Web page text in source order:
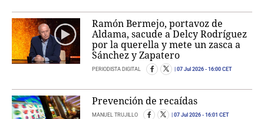
Ramón Bermejo, portavoz de
Aldama, sacude a Delcy Rodríguez
por la querella y mete un zasca a
Sánchez y Zapatero
PERIODISTA DIGITAL 07 Jul 2026 - 16:00 CET
Prevención de recaídas
MANUEL TRUJILLO 07 Jul 2026 - 16:01 CET